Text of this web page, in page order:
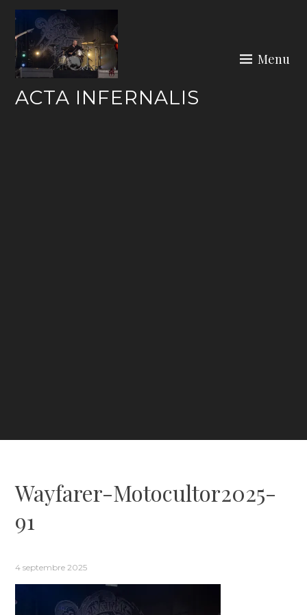
Skip
content
ACTA INFERNALIS
Menu
Wayfarer-Motocultor2025-
91
4 septembre 2025